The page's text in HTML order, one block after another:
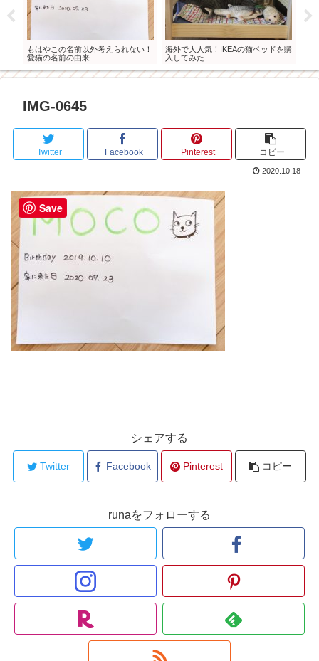
もはやこの名前以外考えられない！
愛猫の名前の由来
海外で大人気！IKEAの猫ベッドを購
入してみた
IMG-0645
Twitter Facebook Pinterest コピー
2020.10.18
シェアする
Twitter Facebook Pinterest コピー
runaをフォローする
Save